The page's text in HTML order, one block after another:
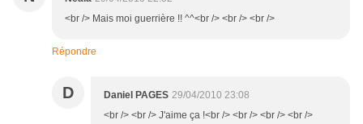
<br /> Mais moi guerrière !! ^^<br /> <br /> <br />
Répondre
D Daniel PAGES 29/04/2010 23:08
<br /> <br /> J'aime ça !<br /> <br /> <br /> <br />